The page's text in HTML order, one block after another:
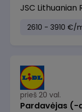
JSC Lithuanian
2610 - 3910 €/
prieš 20 val.
Pardavėjas (-